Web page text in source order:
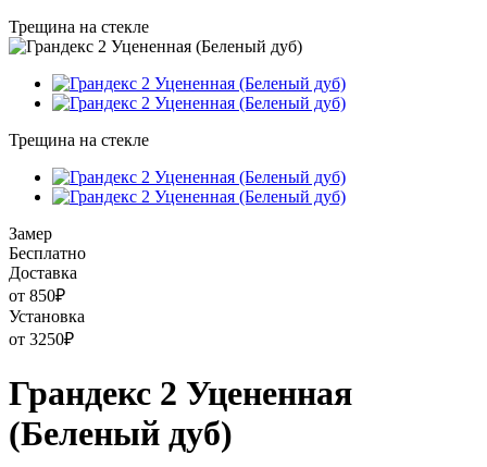
Трещина на стекле
Трещина на стекле
Замер
Бесплатно
Доставка
от 850₽
Установка
от 3250₽
Грандекс 2 Уцененная
(Беленый дуб)